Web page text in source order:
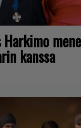
kanssa